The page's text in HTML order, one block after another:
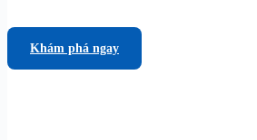
Khám phá ngay